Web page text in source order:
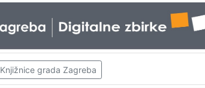
Knjižnice grada Zagreba